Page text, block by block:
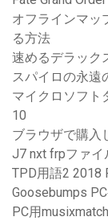
オフラインマッ
る方法
速めるデラック
スパイロの永遠
マイクロソフト
10
ブラウザで購入
J7 nxt frpファイ
TPD用語2 2018
Goosebumps
PC用